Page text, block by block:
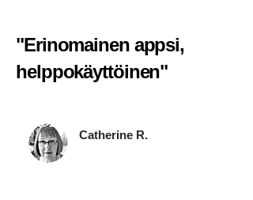
"Erinomainen appsi,
helppokäyttöinen"​
Catherine R.